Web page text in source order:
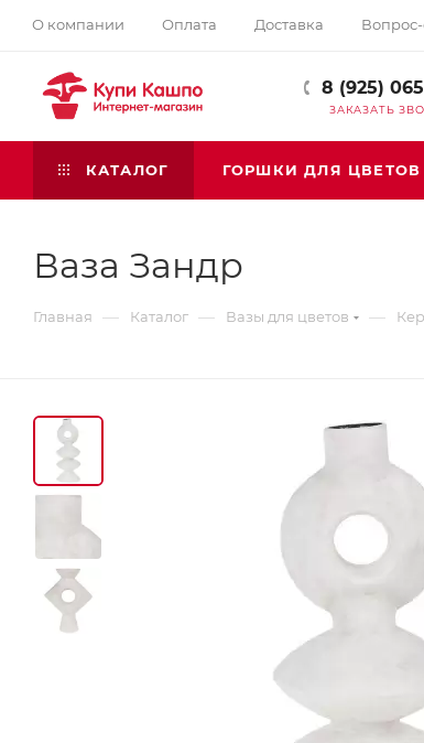
О компании Оплата Доставка Вопрос-
8 (925)
ЗАКАЗАТЬ
КАТАЛОГ ГОРШКИ ДЛЯ ЦВЕТОВ
Ваза Зандр
Главная — Каталог — Вазы для цветов —